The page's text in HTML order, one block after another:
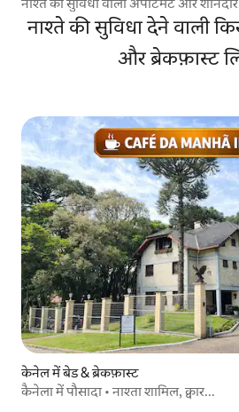
नाश्ते की सुविधा देने वाली
और ब्रेकफ़ास्ट
केनेल में बेड & ब्रेकफ़ास्ट
कैनेला में पौसादा • नाश्ता शामिल, क्वार...